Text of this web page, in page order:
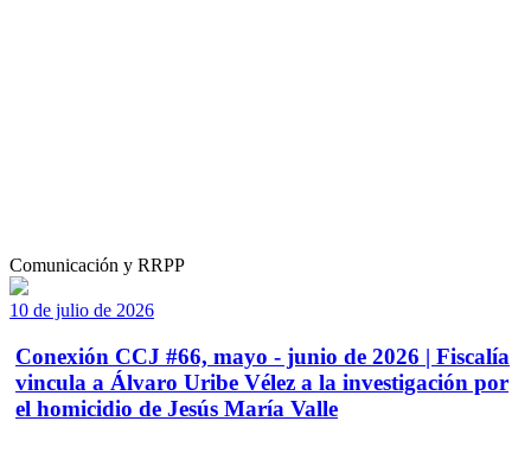
Comunicación y RRPP
10 de julio de 2026
Conexión CCJ #66, mayo - junio de 2026 | Fiscalía
vincula a Álvaro Uribe Vélez a la investigación por
el homicidio de Jesús María Valle